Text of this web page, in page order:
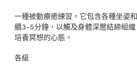
一種被動療癒練習。它包含各種坐姿
續3-5分鐘，以觸及身體深層結締組織
培養冥想的心態。
各級